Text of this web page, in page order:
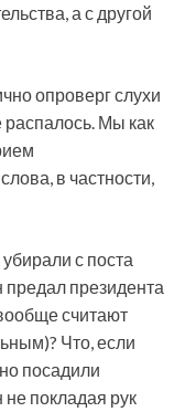
а с другой
опроверг слухи
распалось. Мы как
в частности,
с поста
предал президента
считают
Что, если
посадили
не покладая рук